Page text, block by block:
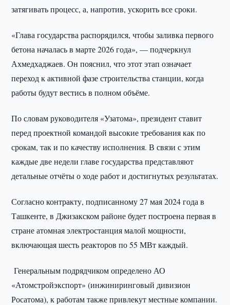
затягивать процесс, а, напротив, ускорить все сроки.
«Глава государства распорядился, чтобы заливка первого
бетона началась в марте 2026 года», — подчеркнул
Ахмедхаджаев. Он пояснил, что этот этап означает
переход к активной фазе строительства станции, когда
работы будут вестись в полном объёме.
По словам руководителя «Узатома», президент ставит
перед проектной командой высокие требования как по
срокам, так и по качеству исполнения. В связи с этим
каждые две недели главе государства представляют
детальные отчёты о ходе работ и достигнутых результатах.
Согласно контракту, подписанному 27 мая 2024 года в
Ташкенте, в Джизакском районе будет построена первая в
стране атомная электростанция малой мощности,
включающая шесть реакторов по 55 МВт каждый.
Генеральным подрядчиком определено АО
«Атомстройэкспорт» (инжиниринговый дивизион
Росатома), к работам также привлекут местные компании.